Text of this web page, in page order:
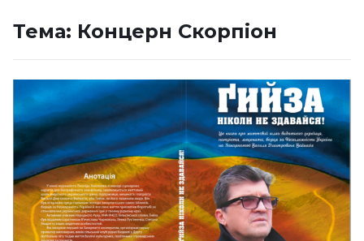
Тема: Концерн Скорпіон